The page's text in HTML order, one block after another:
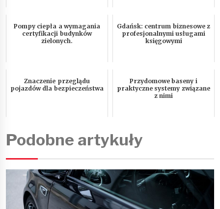
Pompy ciepła a wymagania
certyfikacji budynków
zielonych.
Gdańsk: centrum biznesowe z
profesjonalnymi usługami
księgowymi
Znaczenie przeglądu
pojazdów dla bezpieczeństwa
Przydomowe baseny i
praktyczne systemy związane
z nimi
Podobne artykuły